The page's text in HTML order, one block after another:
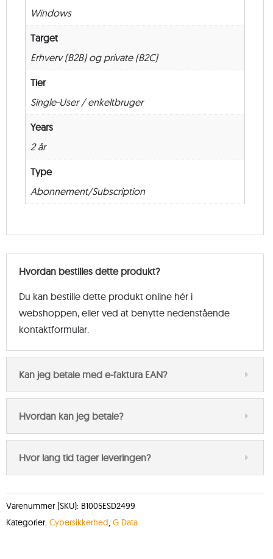
Windows
Target
Erhverv (B2B) og private (B2C)
Tier
Single-User / enkeltbruger
Years
2 år
Type
Abonnement/Subscription
Hvordan bestilles dette produkt?
Du kan bestille dette produkt online hér i
webshoppen, eller ved at benytte nedenstående
kontaktformular.
Kan jeg betale med e-faktura EAN?
Hvordan kan jeg betale?
Hvor lang tid tager leveringen?
Varenummer (SKU): B1005ESD2499
Kategorier: Cybersikkerhed, G Data